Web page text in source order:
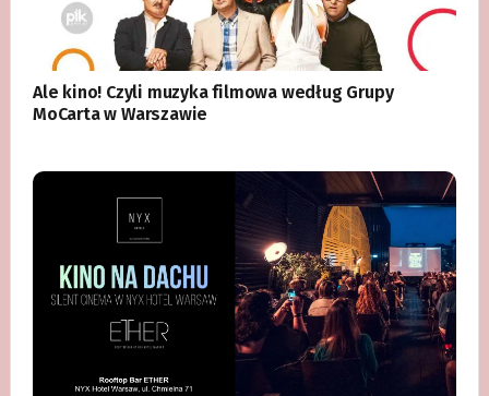
Ale kino! Czyli muzyka filmowa według Grupy
MoCarta w Warszawie